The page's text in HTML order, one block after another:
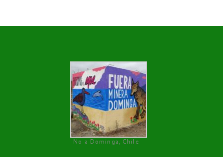
No a Dominga, Chile